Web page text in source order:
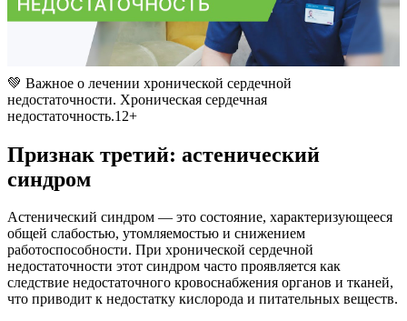
💚 Важное о лечении хронической сердечной
недостаточности. Хроническая сердечная
недостаточность.12+
Признак третий: астенический
синдром
Астенический синдром — это состояние, характеризующееся
общей слабостью, утомляемостью и снижением
работоспособности. При хронической сердечной
недостаточности этот синдром часто проявляется как
следствие недостаточного кровоснабжения органов и тканей,
что приводит к недостатку кислорода и питательных веществ.